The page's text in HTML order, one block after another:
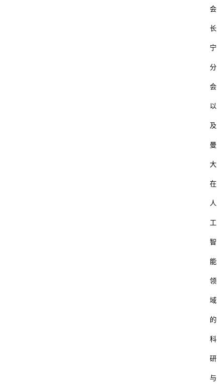
会
长
宁
分
会
以
及
曼
大
在
人
工
智
能
领
域
的
科
研
与